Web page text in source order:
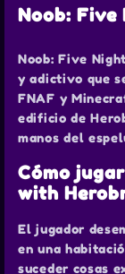
Noob:
Noob: Five
y adictivo que
FNAF y
edificio de
manos del
Cómo
with
El jugador
en una
suceder cosas